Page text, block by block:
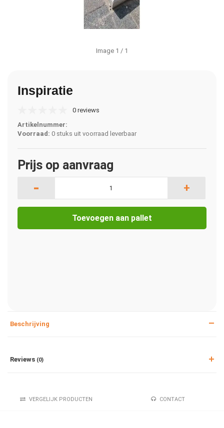
Image 1 / 1
Inspiratie
0 reviews
Artikelnummer:
Voorraad: 0 stuks uit voorraad leverbaar
Prijs op aanvraag
- +
Toevoegen aan pallet
Beschrijving
Reviews (0)
VERGELIJK PRODUCTEN CONTACT